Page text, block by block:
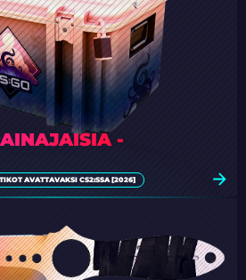
-
AVATTAVAKSI CS2:SSA [2026]